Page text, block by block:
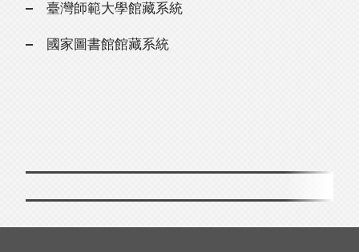
臺灣師範大學館藏系統
國家圖書館館藏系統